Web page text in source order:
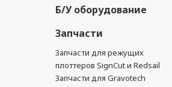
Б/У оборудование
Запчасти
Запчасти для режущих
плоттеров SignCut и Redsail
Запчасти для Gravotech